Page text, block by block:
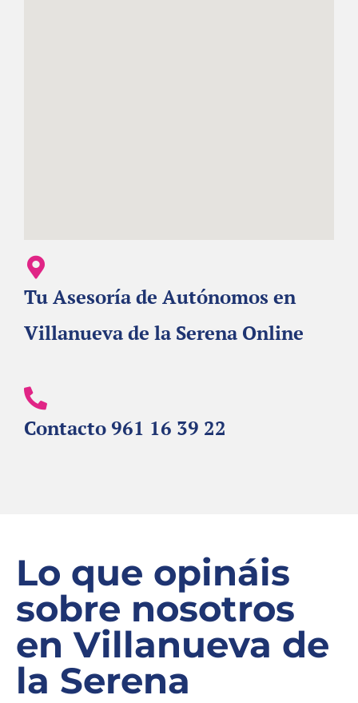
Tu Asesoría de Autónomos en
Villanueva de la Serena Online
Contacto 961 16 39 22
Lo que opináis
sobre nosotros
en Villanueva de
la Serena